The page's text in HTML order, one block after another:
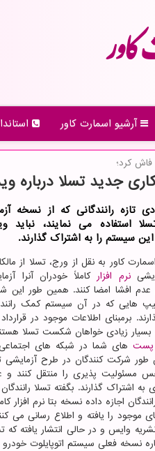
آرشیو اسمارت كاور
فاش كرد؛
جدید تسلا درباره
تازه رانندگانی که از نسخه
استفاده می نمایند، نباید
سیستم را به اشتراک گذارند.
کاور به نقل از ورج، تسلا از
نرم افزار کاملاً خودران آنرا
عدم افشا امضا کنند. همین طور این
هایی که در آن سیستم کمک
برمبنای اطلاعات موجود در
بسیار زیادی خواهان شکست تسلا
پست های شما در شبکه های اجتماعی
طور شرکت کنندگان در طرح آزمایشی
مسئولیت پذیری را منتقل کنند و
به اشتراک گذارند. بگفته تسلا
اجازه داده نسخه بتا نرم
را یافته و اطلاع رسانی می
وایس و در حالی انتشار یافته
نسخه فعلی سیستم اتوپایلوت